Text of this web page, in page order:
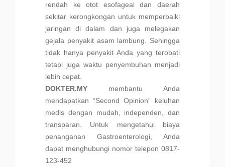
rendah ke otot esofageal dan daerah
sekitar kerongkongan untuk memperbaiki
jaringan di dalam dan juga melegakan
gejala penyakit asam lambung. Sehingga
tidak hanya penyakit Anda yang terobati
tetapi juga waktu penyembuhan menjadi
lebih cepat.
DOKTER.MY membantu Anda
mendapatkan “Second Opinion” keluhan
medis dengan mudah, independen, dan
transparan. Untuk mengetahui biaya
penanganan Gastroenterologi, Anda
dapat menghubungi nomor telepon 0817-
123-452